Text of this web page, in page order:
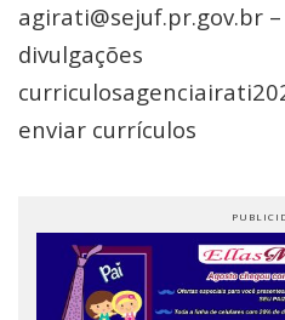
agirati@sejuf.pr.gov.br
divulgações
enviar currículos